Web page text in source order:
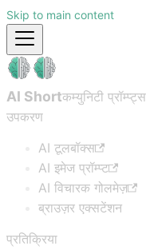
Skip to main content
AI Shortकम्युनिटी प्रॉम्प्ट्स
उपकरण
AI टूलबॉक्स
AI इमेज प्रॉम्प्ट
AI विचारक गोलमेज़
ब्राउज़र एक्सटेंशन
प्रतिक्रिया